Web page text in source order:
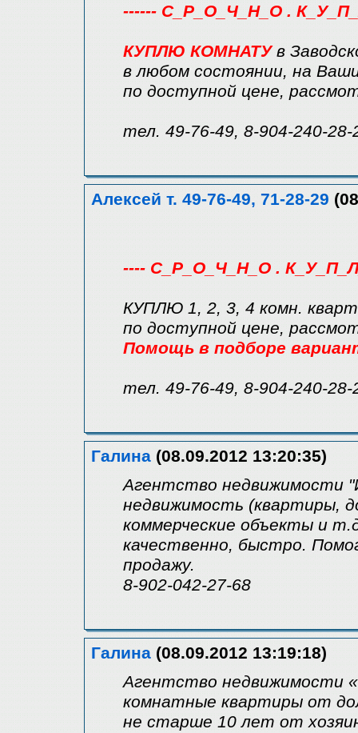
------ С_Р_О_Ч_Н_О .
КУПЛЮ КОМНАТУв
в любом состоянии, на
по доступной цене,
тел. 49-76-49, 8-904-240-28-
Алексей т. 49-76-49, 71-28-29
---- С_Р_О_Ч_Н_О .
КУПЛЮ 1, 2, 3, 4 комн.
по доступной цене,
Помощь в подборе
тел. 49-76-49, 8-904-240-28-
Галина (08.09.2012 13:20:35)
Агентство недвижимости
недвижимость (квартиры,
коммерческие объекты и
качественно, быстро.
продажу.
8-902-042-27-68
Галина (08.09.2012 13:19:18)
Агентство недвижимости
комнатные квартиры от
не старше 10 лет от